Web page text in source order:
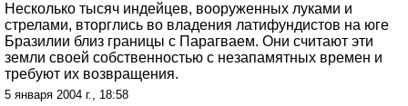
Несколько тысяч индейцев, вооруженных луками и
стрелами, вторглись во владения латифундистов на юге
Бразилии близ границы с Парагваем. Они считают эти
земли своей собственностью с незапамятных времен и
требуют их возвращения.
5 января 2004 г., 18:58